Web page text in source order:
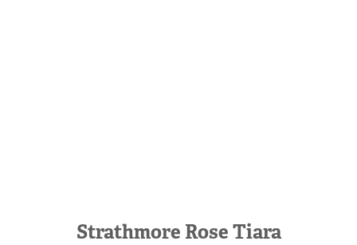
Strathmore Rose Tiara